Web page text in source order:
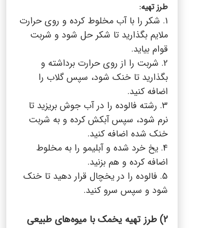
طرز تهیه:
1. شکر را با آب مخلوط کرده و روی حرارت
ملایم بگذارید تا شکر حل شود و شربت
قوام بیاید.
2. شربت را از روی حرارت برداشته و
بگذارید تا خنک شود، سپس گلاب را
اضافه کنید.
3. رشته فالوده را در آب جوش بریزید تا
نرم شود، سپس آبکش کرده و به شربت
خنک شده اضافه کنید.
4. یخ خرد شده و آبلیمو را به مخلوط
اضافه کرده و هم بزنید.
5. فالوده را در یخچال قرار دهید تا خنک
شود و سپس سرو کنید.
2) طرز تهیه یخمک با میوه‌های طبیعی